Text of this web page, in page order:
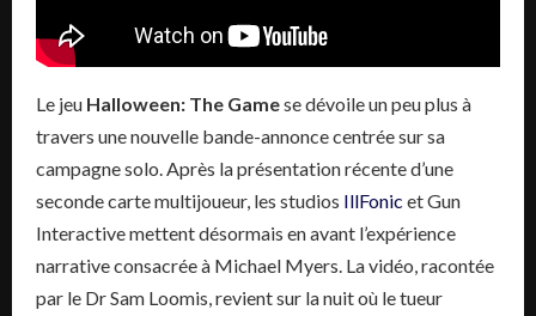
Le jeu Halloween: The Gamese dévoile un peu plus à
travers une nouvelle bande-annonce centrée sur sa
campagne solo. Après la présentation récente d’une
seconde carte multijoueur, les studios IllFonic et Gun
Interactive mettent désormais en avant l’expérience
narrative consacrée à Michael Myers. La vidéo, racontée
par le Dr Sam Loomis, revient sur la nuit où le tueur